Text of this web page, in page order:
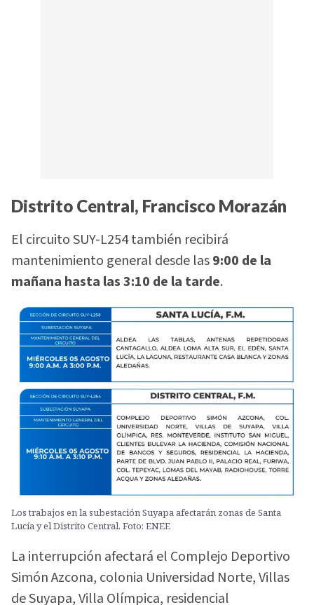
Distrito Central, Francisco Morazán
El circuito SUY-L254 también recibirá
mantenimiento general desde las9:00 de la
mañana hasta las 3:10 de la tarde.
Los trabajos en la subestación Suyapa afectarán zonas de Santa
Lucía y el Distrito Central. Foto: ENEE
La interrupción afectará el Complejo Deportivo
Simón Azcona, colonia Universidad Norte, Villas
de Suyapa, Villa Olímpica, residencial